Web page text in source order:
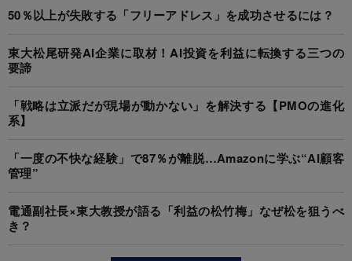
50％以上が失敗する「フリーアドレス」を成功させるには？
東大松尾研発AI企業に取材！AI投資を利益に転換する三つの
要諦
「戦略は立派だが現場が動かない」を解決する【PMOの進化
系】
「一度の不快な経験」で87％が離脱…Amazonに学ぶ“AI顧客
管理”
電通副社長×東大教授が語る「利益の松竹梅」なぜ松を狙うべ
き？